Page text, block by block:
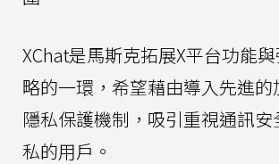
XChat是馬斯克拓展X平台功能
略的一環，希望藉由導入先進的
隱私保護機制，吸引重視通訊
私的用戶。